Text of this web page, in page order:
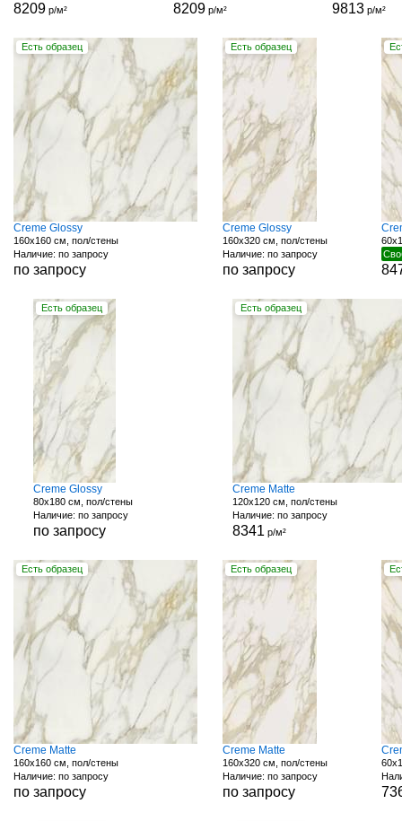
8209 р/м² 8209р/м² 9813р/м²
Есть образец
Creme Glossy
160x160 см, пол/стены
Наличие: по запросу
по запросу
Есть образец
Creme Glossy
160x320 см, пол/стены
Наличие: по запросу
по запросу
Есть образец
Creme Glossy
80x180 см, пол/стены
Наличие: по запросу
по запросу
Есть образец
Creme Matte
120x120 см, пол/стены
Наличие: по запросу
8341 р/м²
Есть образец
Creme Matte
160x160 см, пол/стены
Наличие: по запросу
по запросу
Есть образец
Creme Matte
160x320 см, пол/стены
Наличие: по запросу
по запросу